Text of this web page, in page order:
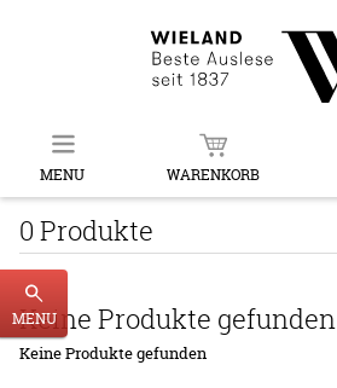
MENU WARENKORB
MENU
0 Produkte
Keine Produkte gefunden
Keine Produkte gefunden